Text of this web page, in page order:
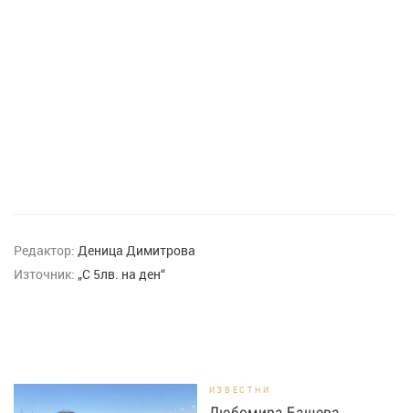
Редактор: Деница Димитрова
Източник: „С 5лв. на ден“
ИЗВЕСТНИ